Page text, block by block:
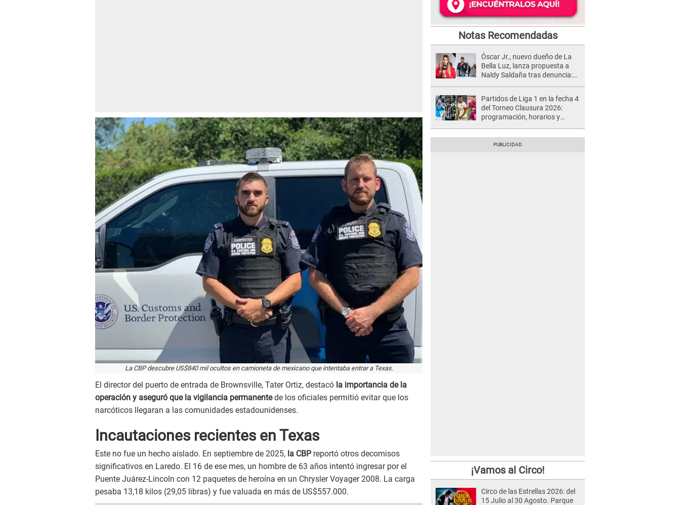
La CBP descubre US$840 mil ocultos en camioneta de mexicano que intentaba entrar a Texas.
El director del puerto de entrada de Brownsville, Tater Ortiz, destacó la importancia de la
operación y aseguró que la vigilancia permanentede los oficiales permitió evitar que los
narcóticos llegaran a las comunidades estadounidenses.
Incautaciones recientes en Texas
Este no fue un hecho aislado. En septiembre de 2025, la CBPreportó otros decomisos
significativos en Laredo. El 16 de ese mes, un hombre de 63 años intentó ingresar por el
Puente Juárez-Lincoln con 12 paquetes de heroína en un Chrysler Voyager 2008. La carga
pesaba 13,18 kilos (29,05 libras) y fue valuada en más de US$557.000.
Notas Recomendadas
Óscar Jr., nuevo dueño de La
Bella Luz, lanza propuesta a
Naldy Saldaña tras denuncia:
Partidos de Liga 1 en la fecha 4
del Torneo Clausura 2026:
programación, horarios y
¡Vamos al Circo!
Circo de las Estrellas 2026: del
15 Julio al 30 Agosto. Parque